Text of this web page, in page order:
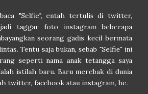
"Selfie", entah tertulis di twitter,
taggar foto instagram beberapa
seorang gadis kecil bermata
Tentu saja bukan, sebab "Selfie" ini
seperti nama anak tetangga saya
istilah baru. Baru merebak di dunia
twitter, facebook atau instagram, he.